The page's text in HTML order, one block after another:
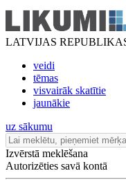
LATVIJAS
veidi
tēmas
visvairāk skatītie
jaunākie
uz sākumu
Izvērstā meklēšana
Autorizēties savā kontā